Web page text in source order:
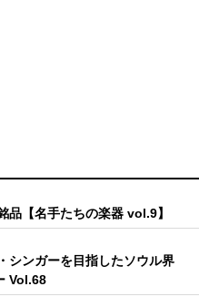
品【名手たちの楽器 vol.9】
シンガーを目指したソウル界
Vol.68